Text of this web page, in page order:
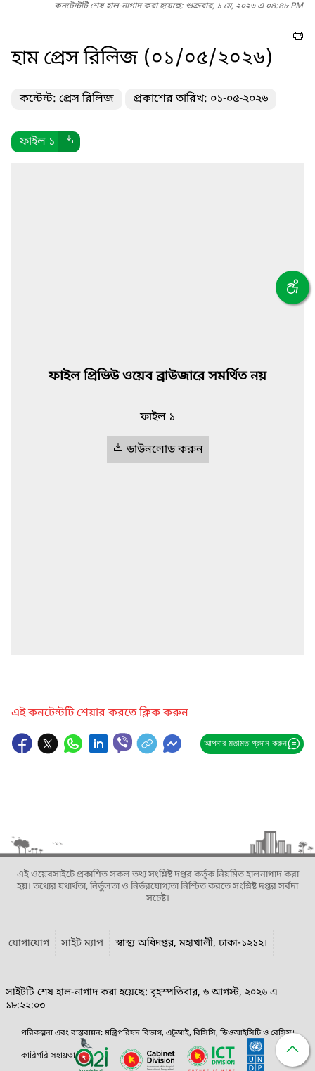
কনটেন্টটি শেষ হাল-নাগাদ করা হয়েছে: শুক্রবার, ১ মে, ২০২৬ এ ০৪:৪৮ PM
হাম প্রেস রিলিজ (০১/০৫/২০২৬)
কন্টেন্ট: প্রেস রিলিজ প্রকাশের তারিখ: ০১-০৫-২০২৬
ফাইল ১
ফাইল প্রিভিউ ওয়েব ব্রাউজারে সমর্থিত নয়
ফাইল ১
ডাউনলোড করুন
এই কনটেন্টটি শেয়ার করতে ক্লিক করুন
আপনার মতামত প্রদান করুন
এই ওয়েবসাইটে প্রকাশিত সকল তথ্য সংশ্লিষ্ট দপ্তর কর্তৃক নিয়মিত হালনাগাদ করা
হয়। তথ্যের যথার্থতা, নির্ভুলতা ও নির্ভরযোগ্যতা নিশ্চিত করতে সংশ্লিষ্ট দপ্তর সর্বদা
সচেষ্ট।
যোগাযোগ সাইট ম্যাপ স্বাস্থ্য অধিদপ্তর, মহাখালী, ঢাকা-১২১২।
সাইটটি শেষ হাল-নাগাদ করা হয়েছে: বৃহস্পতিবার, ৬ আগস্ট, ২০২৬ এ
১৮:২২:০৩
পরিকল্পনা এবং বাস্তবায়ন: মন্ত্রিপরিষদ বিভাগ, এটুআই, বিসিসি, ডিওআইসিটি ও বেসিস।
কারিগরি সহায়তা